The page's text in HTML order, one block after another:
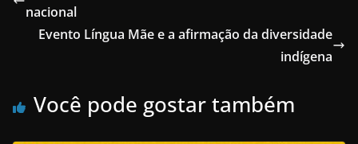
nacional
Evento Língua Mãe e a afirmação da diversidade
indígena
Você pode gostar também